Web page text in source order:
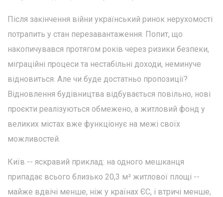
Після закінчення війни український ринок нерухомості
потрапить у стан перезавантаження. Попит, що
накопичувався протягом років через ризики безпеки,
міграційні процеси та нестабільні доходи, неминуче
відновиться. Але чи буде достатньо пропозиції?
Відновлення будівництва відбувається повільно, нові
проєкти реалізуються обмежено, а житловий фонд у
великих містах вже функціонує на межі своїх
можливостей.
Київ -- яскравий приклад: на одного мешканця
припадає всього близько 20,3 м² житлової площі --
майже вдвічі менше, ніж у країнах ЄС, і втричі менше,